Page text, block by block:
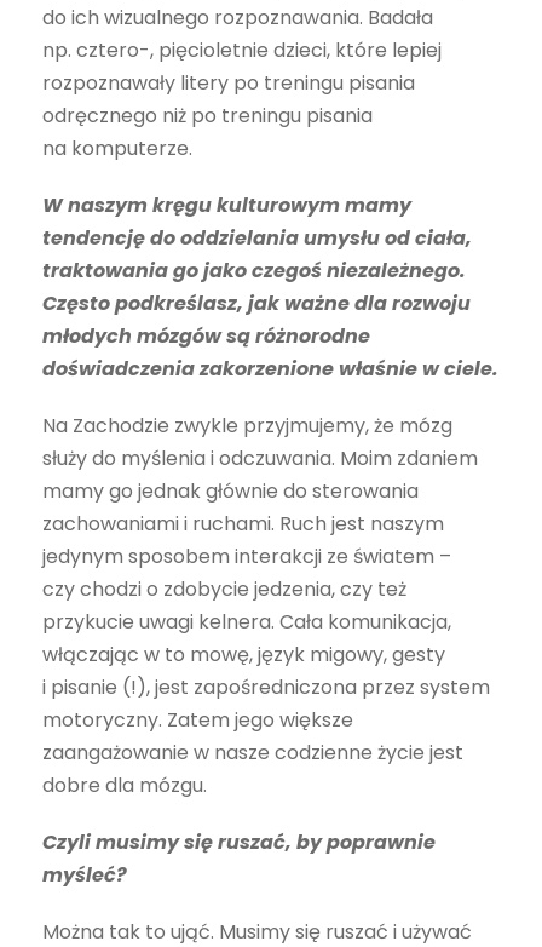
do ich wizualnego rozpoznawania. Badała
np. cztero-, pięcioletnie dzieci, które lepiej
rozpoznawały litery po treningu pisania
odręcznego niż po treningu pisania
na komputerze.
W naszym kręgu kulturowym mamy
tendencję do oddzielania umysłu od ciała,
traktowania go jako czegoś niezależnego.
Często podkreślasz, jak ważne dla rozwoju
młodych mózgów są różnorodne
doświadczenia zakorzenione właśnie w ciele.
Na Zachodzie zwykle przyjmujemy, że mózg
służy do myślenia i odczuwania. Moim zdaniem
mamy go jednak głównie do sterowania
zachowaniami i ruchami. Ruch jest naszym
jedynym sposobem interakcji ze światem –
czy chodzi o zdobycie jedzenia, czy też
przykucie uwagi kelnera. Cała komunikacja,
włączając w to mowę, język migowy, gesty
i pisanie (!), jest zapośredniczona przez system
motoryczny. Zatem jego większe
zaangażowanie w nasze codzienne życie jest
dobre dla mózgu.
Czyli musimy się ruszać, by poprawnie
myśleć?
Można tak to ująć. Musimy się ruszać i używać